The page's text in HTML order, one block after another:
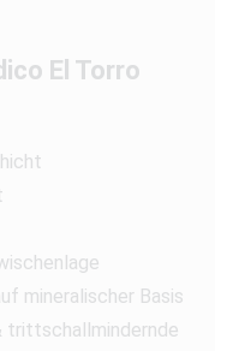
El Torro
mineralischer Basis
trittschallmindernde